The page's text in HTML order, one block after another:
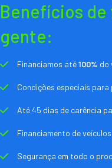
Benefícios
gente:
Financiamos até100% do
Condições especiais para
Até 45 dias de carência
Financiamento de
Segurança em todo o